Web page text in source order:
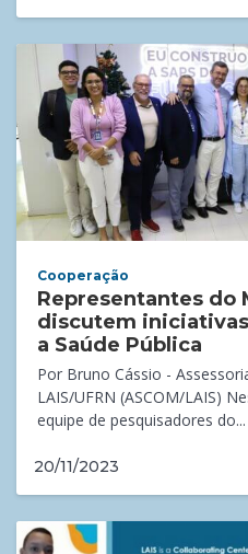
Cooperação
Representantes do
discutem
a Saúde Pública
Por Bruno Cássio -
LAIS/UFRN (ASCOM/LAIS)
equipe de pesquisadores do...
20/11/2023